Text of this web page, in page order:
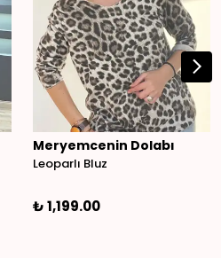
Meryemcenin Dolabı
Leoparlı Bluz
₺ 1,199.00